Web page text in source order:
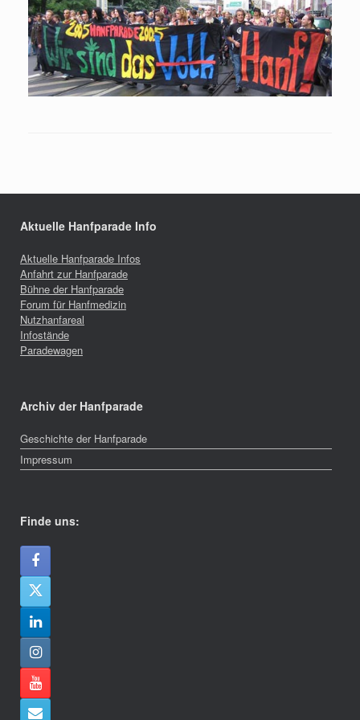
Aktuelle Hanfparade Info
Aktuelle Hanfparade Infos
Anfahrt zur Hanfparade
Bühne der Hanfparade
Forum für Hanfmedizin
Nutzhanfareal
Infostände
Paradewagen
Archiv der Hanfparade
Geschichte der Hanfparade
Impressum
Finde uns: